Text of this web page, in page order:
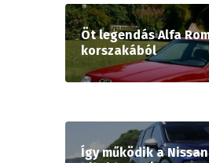
Öt legendás Alfa
korszakából
Így működik a